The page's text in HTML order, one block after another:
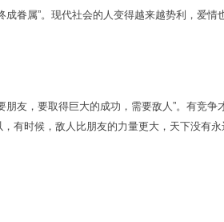
眷属”。现代社会的人变得越来越势利，爱情
友，要取得巨大的成功，需要敌人”。有竞争
有时候，敌人比朋友的力量更大，天下没有